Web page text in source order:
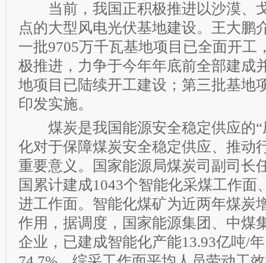
当前，我国正积极推进以沙漠、
点的大型风电光伏基地建设。王大鹏
一批9705万千瓦基地项目已全面开工
极推进，力争于今年年底前全部建成
地项目已陆续开工建设；第三批基地
印发实施。
煤炭是我国能源安全稳定供应的“
化对于保障煤炭安全稳定供应、推动
重要意义。国家能源局煤炭司副司长
国累计建成1043个智能化采煤工作面
进工作面。智能化煤矿为近两年煤炭
作用，据调度，国家能源集团、中煤
企业，已建成智能化产能13.93亿吨/